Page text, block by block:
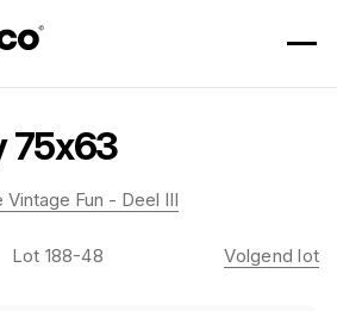
75x63
Fun - Deel III
Lot 188-48 Volgend lot